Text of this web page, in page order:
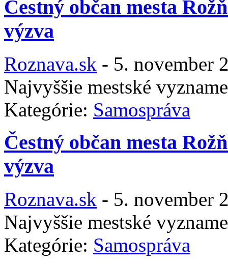
Čestný občan mesta
výzva
Roznava.sk - 5. november
Najvyššie mestské
Kategórie: Samospráva
Čestný občan mesta
výzva
Roznava.sk - 5. november
Najvyššie mestské
Kategórie: Samospráva